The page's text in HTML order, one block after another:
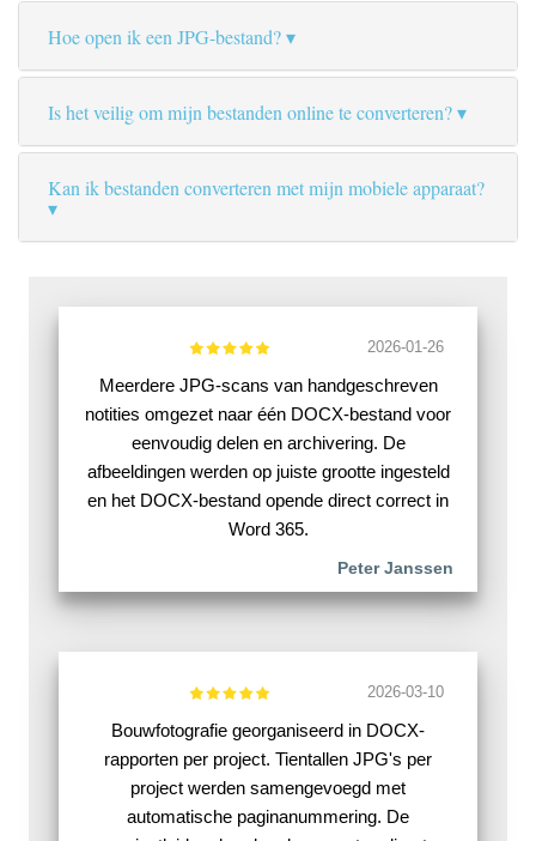
Hoe open ik een JPG-bestand?
Is het veilig om mijn bestanden online te converteren?
Kan ik bestanden converteren met mijn mobiele apparaat?
2026-01-26
Meerdere JPG-scans van handgeschreven
notities omgezet naar één DOCX-bestand voor
eenvoudig delen en archivering. De
afbeeldingen werden op juiste grootte ingesteld
en het DOCX-bestand opende direct correct in
Word 365.
Peter Janssen
2026-03-10
Bouwfotografie georganiseerd in DOCX-
rapporten per project. Tientallen JPG's per
project werden samengevoegd met
automatische paginanummering. De